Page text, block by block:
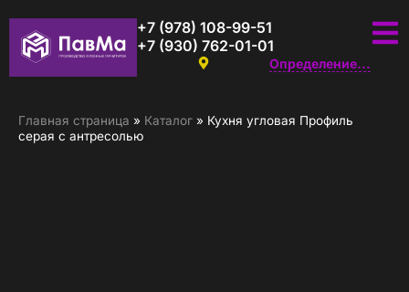
+7 (978) 108-99-51
+7 (930) 762-01-01
Определение...
Главная страница » Каталог » Кухня угловая Профиль
серая с антресолью